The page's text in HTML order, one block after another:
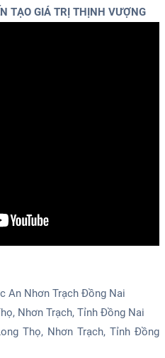
TẠO GIÁ TRỊ THỊNH VƯỢNG
An Nhơn Trạch Đồng Nai
Nhơn Trạch, Tỉnh Đồng Nai
Thọ, Nhơn Trạch, Tỉnh Đồng